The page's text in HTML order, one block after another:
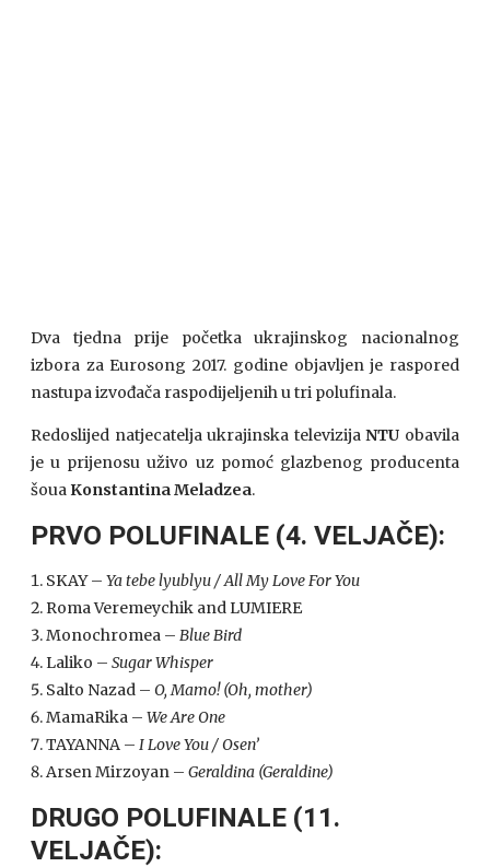
Dva tjedna prije početka ukrajinskog nacionalnog
izbora za Eurosong 2017. godine objavljen je raspored
nastupa izvođača raspodijeljenih u tri polufinala.
Redoslijed natjecatelja ukrajinska televizijaNTU obavila
je u prijenosu uživo uz pomoć glazbenog producenta
šoua Konstantina Meladzea.
PRVO POLUFINALE (4. VELJAČE):
SKAY – Ya tebe lyublyu / All My Love For You
Roma Veremeychik and LUMIERE
Monochromea – Blue Bird
Laliko – Sugar Whisper
Salto Nazad – O, Mamo! (Oh, mother)
MamaRika – We Are One
TAYANNA – I Love You / Osen’
Arsen Mirzoyan – Geraldina (Geraldine)
DRUGO POLUFINALE (11.
VELJAČE):